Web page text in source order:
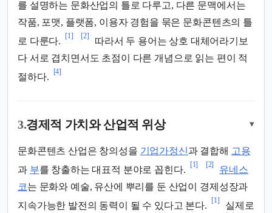
를 설명하는 문화산업의 틀로 다루고, 다른 문맥에서는
작품, 포맷, 플랫폼, 이용자 경험을 묶은 문화콘텐츠의 틀
로 다룬다.
[1] [2]
따라서 두 용어는 상호 대체어라기보
다 서로 겹치면서도 초점이 다른 개념으로 읽는 편이 적
절하다.
[4]
3.경제적 가치와 산업적 위상 ▾
문화콘텐츠 산업은 창의성을 기업가정신과 결합해 고용
과 부를 창출하는 대표적 분야로 꼽힌다.
[1] [2]
유네스
코는 문화와 예술, 유산에 뿌리를 둔 산업이 경제성장과
지속가능한 발전의 동력이 될 수 있다고 본다.
[1]
실제로